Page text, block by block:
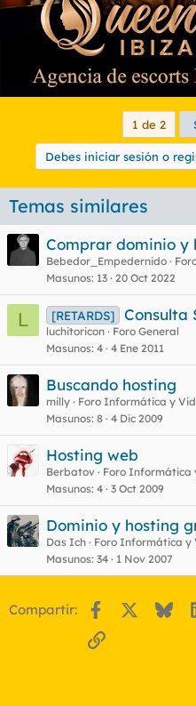
1 de 2
Debes iniciar sesión o
Temas similares
Comprar dominio y
Bebedor_Empedernido
Masunos 13 20 Oct 2022
L [RETARDS] Consulta
luchitoricon
Foro General
Masunos 4 4 Ene 2011
Buscando hosting
milly
Foro Informática y
Masunos 8 4 Dic 2009
Hosting web
Berbatov
Foro Informática
Masunos 4 3 Oct 2009
Dominio y hosting
Das Ich
Foro Informática y
Masunos 34 1 Nov 2007
Compartir: Facebook
Enlace